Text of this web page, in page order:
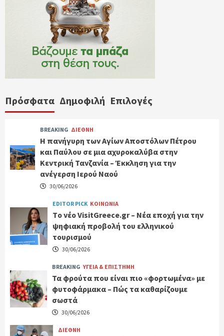
Πρόσφατα Δημοφιλή Επιλογές
BREAKING ΔΙΕΘΝΗ
Η πανήγυρη των Αγίων Αποστόλων Πέτρου
και Παύλου σε μια αχυροκαλύβα στην
Κεντρική Τανζανία – Έκκληση για την
ανέγερση Ιερού Ναού
30/06/2026
EDITOR PICK ΚΟΙΝΩΝΙΑ
Tο νέο VisitGreece.gr – Νέα εποχή για την
ψηφιακή προβολή του ελληνικού
τουρισμού
30/06/2026
BREAKING ΥΓΕΙΑ & ΕΠΙΣΤΗΜΗ
Τα φρούτα που είναι πιο «φορτωμένα» με
φυτοφάρμακα – Πώς τα καθαρίζουμε
σωστά
30/06/2026
ΔΙΕΘΝΗ